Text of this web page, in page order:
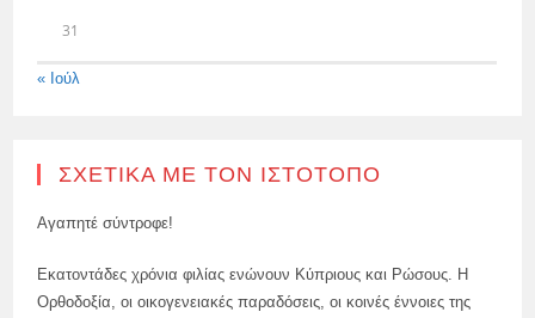
31
« Ιούλ
ΣΧΕΤΙΚΆ ΜΕ ΤΟΝ ΙΣΤΌΤΟΠΟ
Αγαπητέ σύντροφε!
Εκατοντάδες χρόνια φιλίας ενώνουν Κύπριους και Ρώσους. Η
Ορθοδοξία, οι οικογενειακές παραδόσεις, οι κοινές έννοιες της